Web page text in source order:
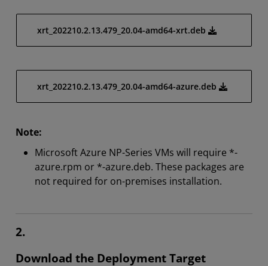
xrt_202210.2.13.479_20.04-amd64-xrt.deb
xrt_202210.2.13.479_20.04-amd64-azure.deb
Note:
Microsoft Azure NP-Series VMs will require *-
azure.rpm or *-azure.deb. These packages are
not required for on-premises installation.
2.
Download the Deployment Target